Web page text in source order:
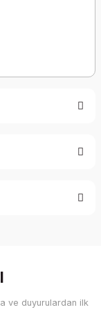
ve duyurulardan ilk